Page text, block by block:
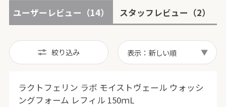
ユーザーレビュー （14） スタッフレビュー （2）
絞り込み 表示：新しい順
ラクトフェリン ラボ モイストヴェール ウォッシ
ングフォーム レフィル 150ｍL